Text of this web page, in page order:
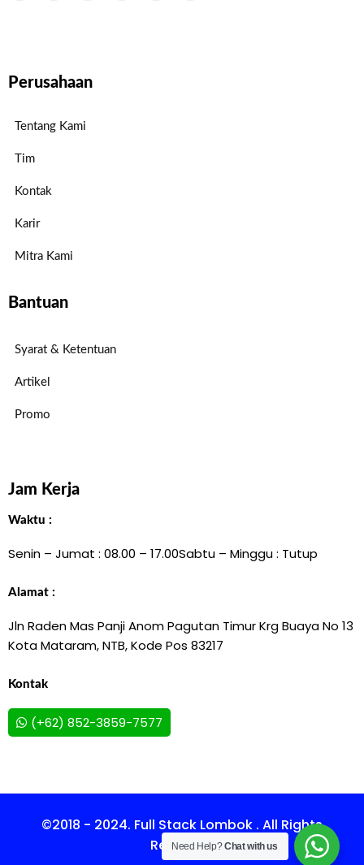
Perusahaan
Tentang Kami
Tim
Kontak
Karir
Mitra Kami
Bantuan
Syarat & Ketentuan
Artikel
Promo
Jam Kerja
Waktu :
Senin – Jumat : 08.00 – 17.00Sabtu – Minggu : Tutup
Alamat :
Jln Raden Mas Panji Anom Pagutan Timur Krg Buaya No 13
Kota Mataram, NTB, Kode Pos 83217
Kontak
(+62) 852-3859-7577
©2018 - 2024. Full Stack Lombok . All Rights
Reserved.
Need Help?Chat with us